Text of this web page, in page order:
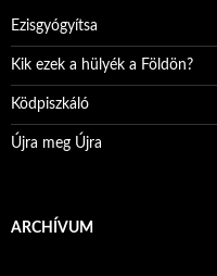
Ezisgyógyítsa
Kik ezek a hülyék a Földön?
Ködpiszkáló
Újra meg Újra
ARCHÍVUM